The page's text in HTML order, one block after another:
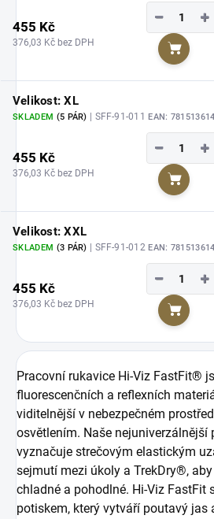
455 Kč
376,03 Kč bez DPH
+
−
Do
Velikost: XL
SKLADEM (5 PÁR) | SFF-91-011EAN:
455 Kč
376,03 Kč bez DPH
+
−
Do
Velikost: XXL
SKLADEM (3 PÁR) | SFF-91-012EAN:
455 Kč
376,03 Kč bez DPH
+
−
Do
Pracovní rukavice Hi-Viz FastFit®
fluorescenčních a reflexních
viditelnější v nebezpečném
osvětlením. Naše nejuniverzálnější
vyznačuje strečovým elastickým
sejmutí mezi úkoly a TrekDry®,
chladné a pohodlné. Hi-Viz FastFit
potiskem, který vytváří poutavý jas